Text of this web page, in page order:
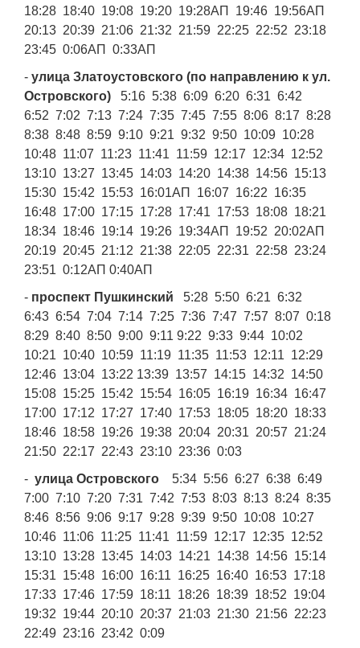
18:28 18:40 19:08 19:20 19:28АП 19:46 19:56АП
20:13 20:39 21:06 21:32 21:59 22:25 22:52 23:18
23:45 0:06АП 0:33АП
- улица Златоустовского (по направлению к ул.
Островского)
5:16 5:38 6:09 6:20 6:31 6:42
6:52 7:02 7:13 7:24 7:35 7:45 7:55 8:06 8:17 8:28
8:38 8:48 8:59 9:10 9:21 9:32 9:50 10:09 10:28
10:48 11:07 11:23 11:41 11:59 12:17 12:34 12:52
13:10 13:27 13:45 14:03 14:20 14:38 14:56 15:13
15:30 15:42 15:53 16:01АП 16:07 16:22 16:35
16:48 17:00 17:15 17:28 17:41 17:53 18:08 18:21
18:34 18:46 19:14 19:26 19:34АП 19:52 20:02АП
20:19 20:45 21:12 21:38 22:05 22:31 22:58 23:24
23:51 0:12АП 0:40АП
- проспект Пушкинский
5:28 5:50 6:21 6:32
6:43 6:54 7:04 7:14 7:25 7:36 7:47 7:57 8:07 0:18
8:29 8:40 8:50 9:00 9:11 9:22 9:33 9:44 10:02
10:21 10:40 10:59 11:19 11:35 11:53 12:11 12:29
12:46 13:04 13:22 13:39 13:57 14:15 14:32 14:50
15:08 15:25 15:42 15:54 16:05 16:19 16:34 16:47
17:00 17:12 17:27 17:40 17:53 18:05 18:20 18:33
18:46 18:58 19:26 19:38 20:04 20:31 20:57 21:24
21:50 22:17 22:43 23:10 23:36 0:03
- улица Островского 5:34 5:56 6:27 6:38 6:49
7:00 7:10 7:20 7:31 7:42 7:53 8:03 8:13 8:24 8:35
8:46 8:56 9:06 9:17 9:28 9:39 9:50 10:08 10:27
10:46 11:06 11:25 11:41 11:59 12:17 12:35 12:52
13:10 13:28 13:45 14:03 14:21 14:38 14:56 15:14
15:31 15:48 16:00 16:11 16:25 16:40 16:53 17:18
17:33 17:46 17:59 18:11 18:26 18:39 18:52 19:04
19:32 19:44 20:10 20:37 21:03 21:30 21:56 22:23
22:49 23:16 23:42 0:09